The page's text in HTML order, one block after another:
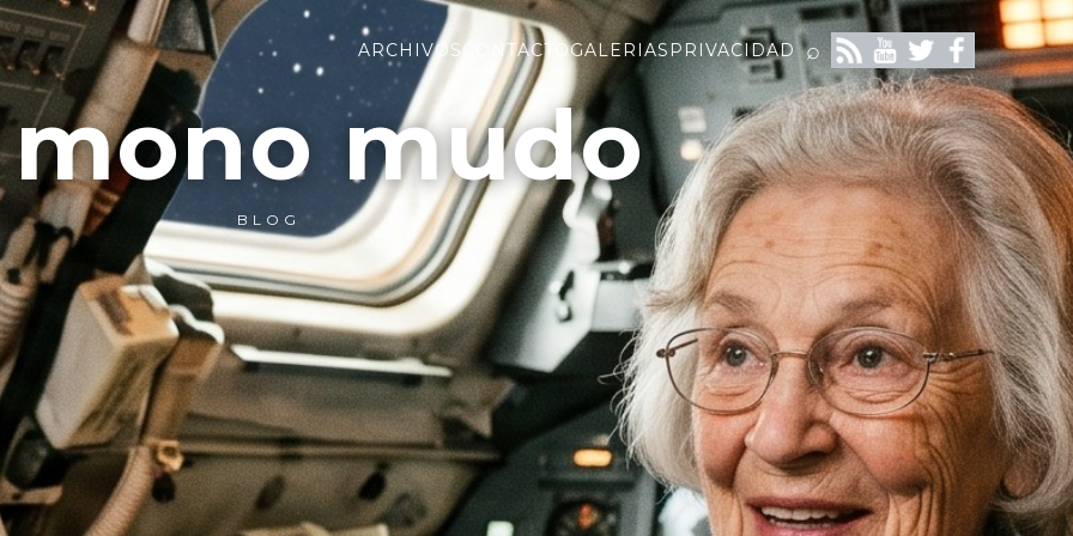
ARCHIVOSCONTACTOGALERIASPRIVACIDAD ⌕
mudo
BLOG